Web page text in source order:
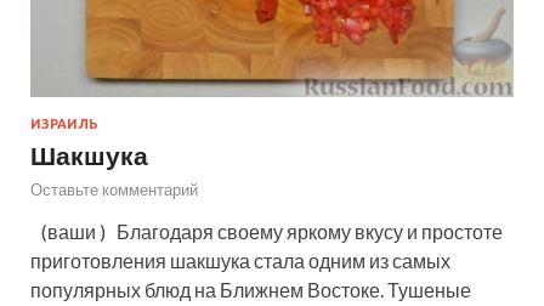
ИЗРАИЛЬ
Шакшука
Оставьте комментарий
(ваши ) Благодаря своему яркому вкусу и простоте
приготовления шакшука стала одним из самых
популярных блюд на Ближнем Востоке. Тушеные